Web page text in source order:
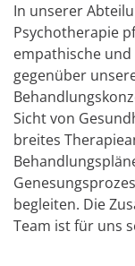
In unserer
Psychotherapie
empathische
gegenüber
Sicht von
breites
begleiten. Die
Team ist für uns